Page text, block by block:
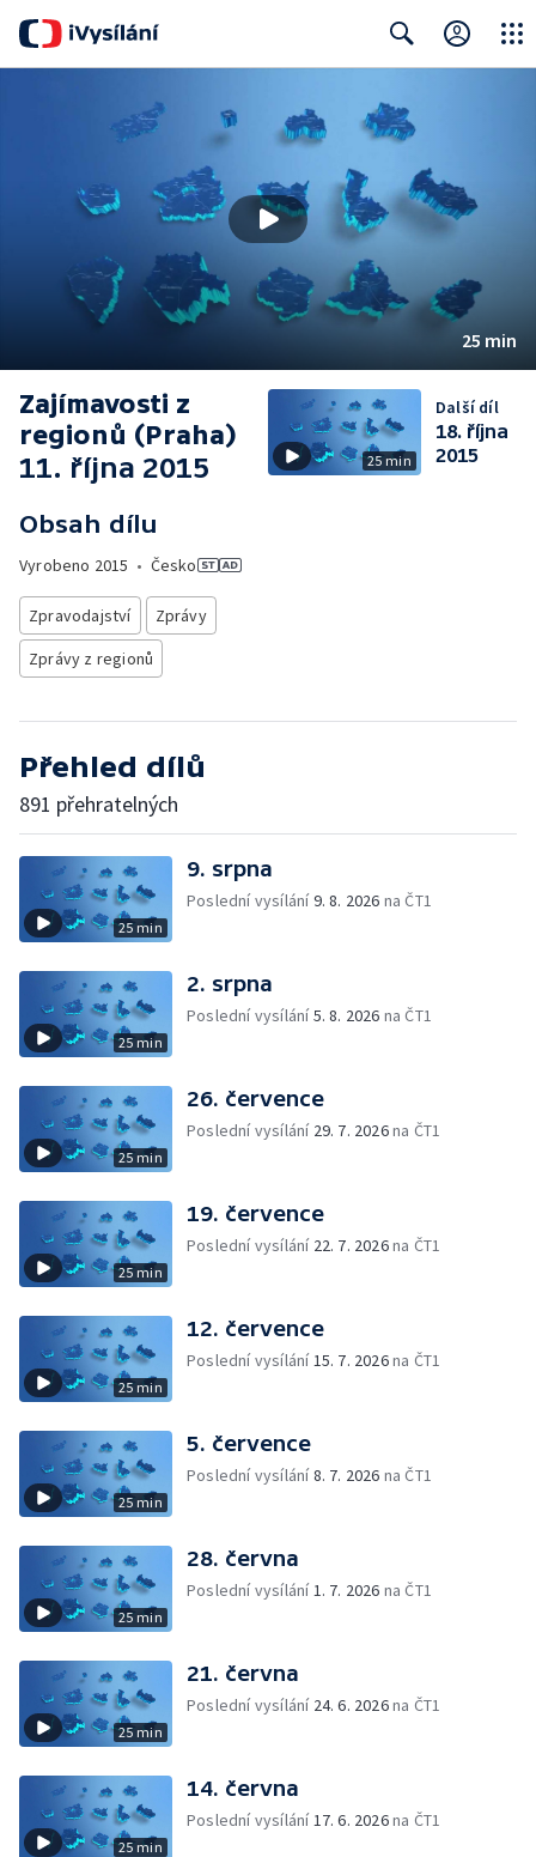
25 min
Zajímavosti z
regionů (Praha)
11. října 2015
Obsah dílu
Vyrobeno 2015 • Česko
Zpravodajství
Zprávy
Zprávy z regionů
25 min
Další díl
18. října
2015
Přehled dílů
891 přehratelných
25 min
9. srpna
Poslední vysílání9. 8. 2026 na ČT1
25 min
2. srpna
Poslední vysílání5. 8. 2026 na ČT1
25 min
26. července
Poslední vysílání 29. 7. 2026na ČT1
25 min
19. července
Poslední vysílání 22. 7. 2026na ČT1
25 min
12. července
Poslední vysílání15. 7. 2026na ČT1
25 min
5. července
Poslední vysílání8. 7. 2026 na ČT1
25 min
28. června
Poslední vysílání1. 7. 2026 na ČT1
25 min
21. června
Poslední vysílání 24. 6. 2026na ČT1
25 min
14. června
Poslední vysílání17. 6. 2026na ČT1